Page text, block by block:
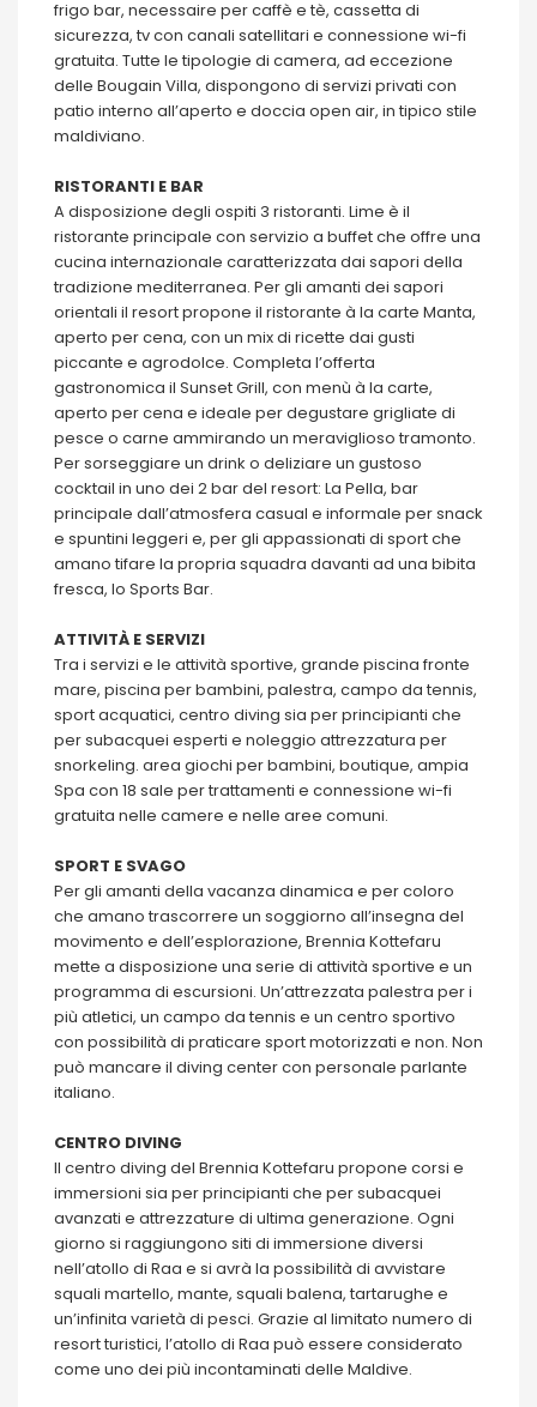
frigo bar, necessaire per caffè e tè, cassetta di
sicurezza, tv con canali satellitari e connessione wi-fi
gratuita. Tutte le tipologie di camera, ad eccezione
delle Bougain Villa, dispongono di servizi privati con
patio interno all’aperto e doccia open air, in tipico stile
maldiviano.
RISTORANTI E BAR
A disposizione degli ospiti 3 ristoranti. Lime è il
ristorante principale con servizio a buffet che offre una
cucina internazionale caratterizzata dai sapori della
tradizione mediterranea. Per gli amanti dei sapori
orientali il resort propone il ristorante à la carte Manta,
aperto per cena, con un mix di ricette dai gusti
piccante e agrodolce. Completa l’offerta
gastronomica il Sunset Grill, con menù à la carte,
aperto per cena e ideale per degustare grigliate di
pesce o carne ammirando un meraviglioso tramonto.
Per sorseggiare un drink o deliziare un gustoso
cocktail in uno dei 2 bar del resort: La Pella, bar
principale dall’atmosfera casual e informale per snack
e spuntini leggeri e, per gli appassionati di sport che
amano tifare la propria squadra davanti ad una bibita
fresca, lo Sports Bar.
ATTIVITÀ E SERVIZI
Tra i servizi e le attività sportive, grande piscina fronte
mare, piscina per bambini, palestra, campo da tennis,
sport acquatici, centro diving sia per principianti che
per subacquei esperti e noleggio attrezzatura per
snorkeling. area giochi per bambini, boutique, ampia
Spa con 18 sale per trattamenti e connessione wi-fi
gratuita nelle camere e nelle aree comuni.
SPORT E SVAGO
Per gli amanti della vacanza dinamica e per coloro
che amano trascorrere un soggiorno all’insegna del
movimento e dell’esplorazione, Brennia Kottefaru
mette a disposizione una serie di attività sportive e un
programma di escursioni. Un’attrezzata palestra per i
più atletici, un campo da tennis e un centro sportivo
con possibilità di praticare sport motorizzati e non. Non
può mancare il diving center con personale parlante
italiano.
CENTRO DIVING
Il centro diving del Brennia Kottefaru propone corsi e
immersioni sia per principianti che per subacquei
avanzati e attrezzature di ultima generazione. Ogni
giorno si raggiungono siti di immersione diversi
nell’atollo di Raa e si avrà la possibilità di avvistare
squali martello, mante, squali balena, tartarughe e
un’infinita varietà di pesci. Grazie al limitato numero di
resort turistici, l’atollo di Raa può essere considerato
come uno dei più incontaminati delle Maldive.